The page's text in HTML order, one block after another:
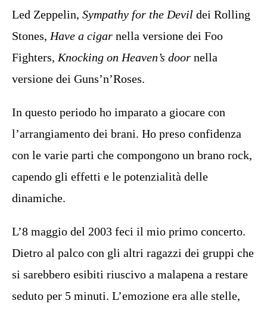
Led Zeppelin, Sympathy for the Devil dei Rolling
Stones, Have a cigar nella versione dei Foo
Fighters, Knocking on Heaven’s door nella
versione dei Guns’n’Roses.
In questo periodo ho imparato a giocare con
l’arrangiamento dei brani. Ho preso confidenza
con le varie parti che compongono un brano rock,
capendo gli effetti e le potenzialità delle
dinamiche.
L’8 maggio del 2003 feci il mio primo concerto.
Dietro al palco con gli altri ragazzi dei gruppi che
si sarebbero esibiti riuscivo a malapena a restare
seduto per 5 minuti. L’emozione era alle stelle,